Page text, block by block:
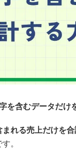
を含むデータだけ
れる売上だけを
。